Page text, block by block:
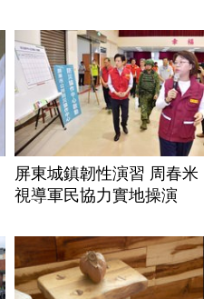
屏東城鎮韌性演習 周春米
視導軍民協力實地操演